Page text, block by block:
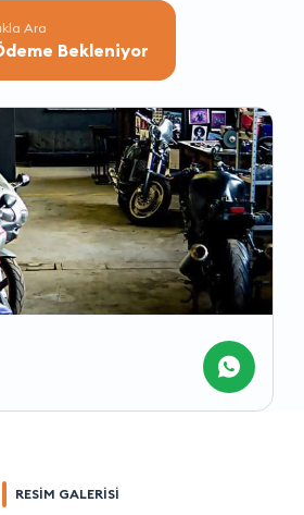
Ara
Bekleniyor
RESİM GALERİSİ